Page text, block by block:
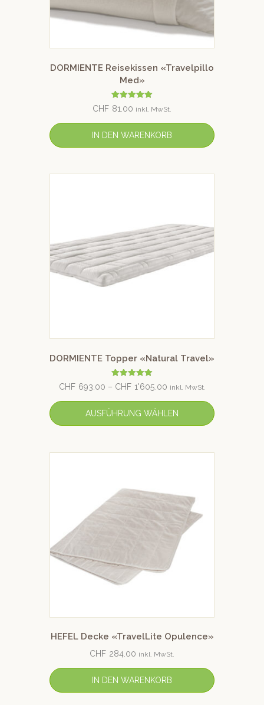
DORMIENTE Reisekissen «Travelpillo
Med»
Bewertet mit
5.00
CHF 81.00 inkl. MwSt.
IN DEN WARENKORB
DORMIENTE Topper «Natural Travel»
Bewertet mit
5.00
CHF 693.00 – CHF 1'605.00 inkl. MwSt.
AUSFÜHRUNG WÄHLEN
HEFEL Decke «TravelLite Opulence»
CHF 284.00 inkl. MwSt.
IN DEN WARENKORB